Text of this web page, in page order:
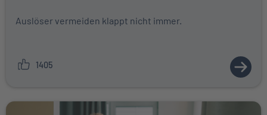
Auslöser vermeiden klappt nicht immer.
1405
ZUM